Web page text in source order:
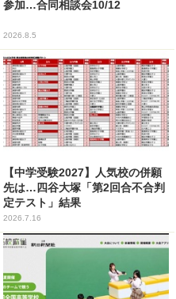
参加…合同相談会10/12
2026.8.5
【中学受験2027】人気校の併願
先は…四谷大塚「第2回合不合判
定テスト」結果
2026.7.16